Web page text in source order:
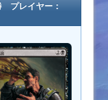
プレイヤー：